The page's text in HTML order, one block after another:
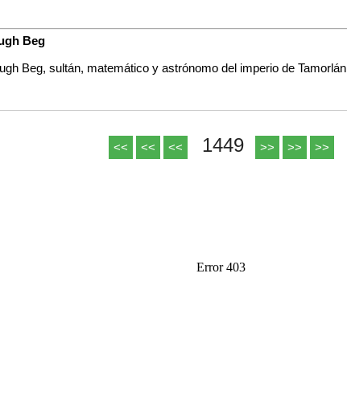
Beg
Beg, sultán, matemático y astrónomo del imperio de Tamorlán
<< << << 1449 >> >> >>